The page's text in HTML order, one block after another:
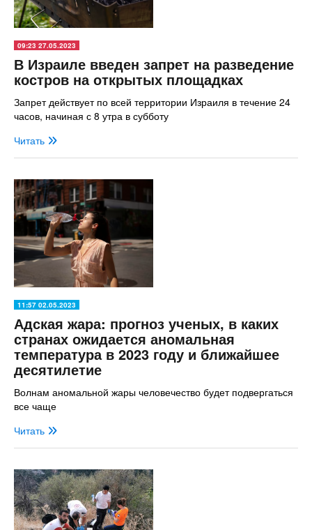
09:23 27.05.2023
В Израиле введен запрет на разведение
костров на открытых площадках
Запрет действует по всей территории Израиля в течение 24
часов, начиная с 8 утра в субботу
Читать
11:57 02.05.2023
Адская жара: прогноз ученых, в каких
странах ожидается аномальная
температура в 2023 году и ближайшее
десятилетие
Волнам аномальной жары человечество будет подвергаться
все чаще
Читать